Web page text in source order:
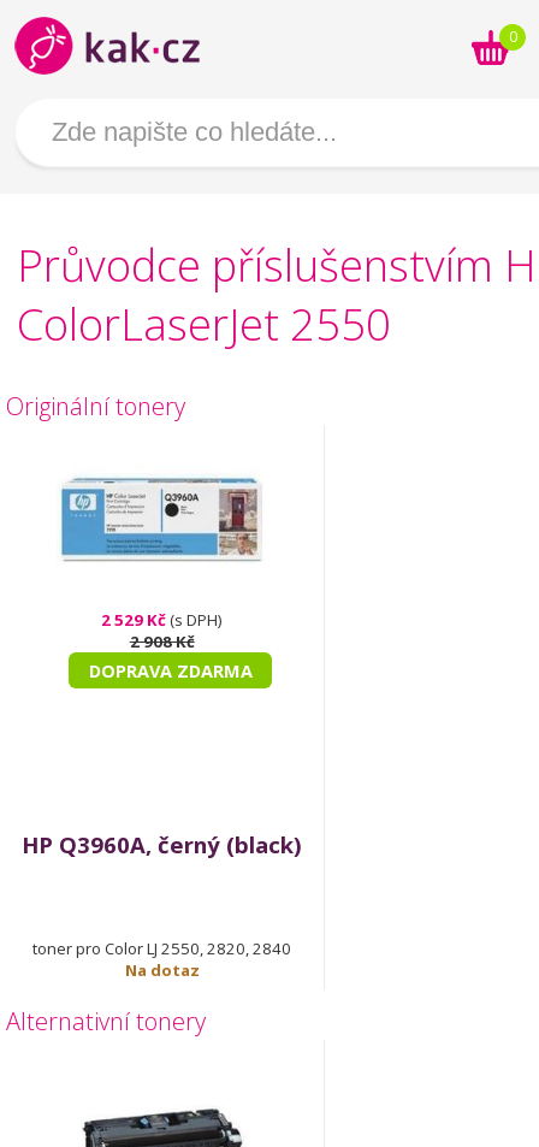
0
Průvodce příslušenstvím
ColorLaserJet 2550
Originální tonery
2 529 Kč(s DPH)
2 908 Kč
DOPRAVA ZDARMA
HP Q3960A, černý (black)
toner pro Color LJ 2550, 2820, 2840
Na dotaz
Alternativní tonery